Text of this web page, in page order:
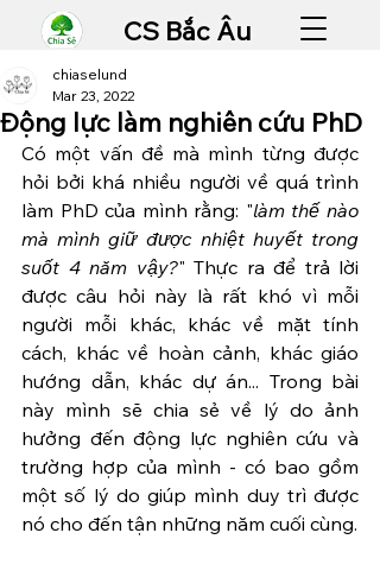
CS Bắc Âu
Động lực làm nghiên cứu PhD
chiaselund
Mar 23, 2022
Có một vấn đề mà mình từng được
hỏi bởi khá nhiều người về quá trình
làm PhD của mình rằng: "làm thế nào
mà mình giữ được nhiệt huyết trong
suốt 4 năm vậy?" Thực ra để trả lời
được câu hỏi này là rất khó vì mỗi
người mỗi khác, khác về mặt tính
cách, khác về hoàn cảnh, khác giáo
hướng dẫn, khác dự án... Trong bài
này mình sẽ chia sẻ về lý do ảnh
hưởng đến động lực nghiên cứu và
trường hợp của mình - có bao gồm
một số lý do giúp mình duy trì được
nó cho đến tận những năm cuối cùng.